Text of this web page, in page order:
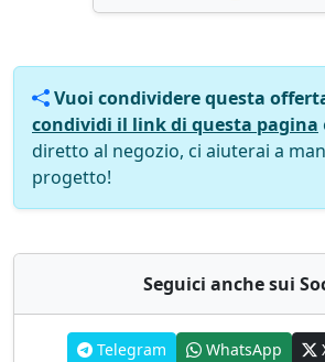
Vuoi condividere questa
condividi il link di questa pagina
diretto al negozio, ci aiuterai a
progetto!
Seguici anche sui
Telegram WhatsApp